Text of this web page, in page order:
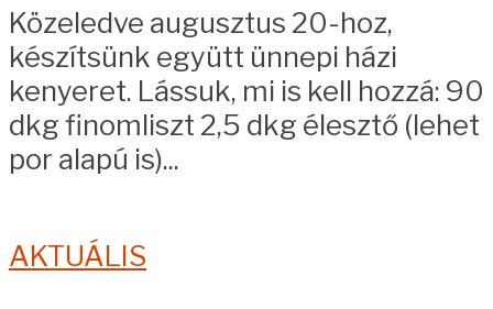
Közeledve augusztus 20-hoz,
készítsünk együtt ünnepi házi
kenyeret. Lássuk, mi is kell hozzá: 90
dkg finomliszt 2,5 dkg élesztő (lehet
por alapú is)...
AKTUÁLIS